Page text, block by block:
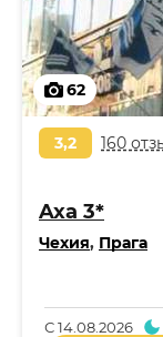
62
3,2 160
Axa 3*
Чехия, Прага
С14.08.2026